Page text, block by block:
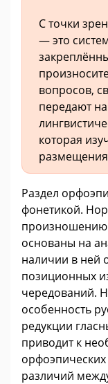
С точки
— это
вопросов,
передают
которая
размещения
Раздел
фонетикой.
произношению
основаны на
наличии в ней
позиционных
чередований.
особенность
редукции
приводит к
орфоэпических
различий